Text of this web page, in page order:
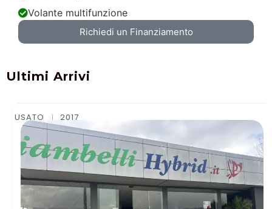
Volante multifunzione
Richiedi un Finanziamento
Ultimi Arrivi
USATO 2015